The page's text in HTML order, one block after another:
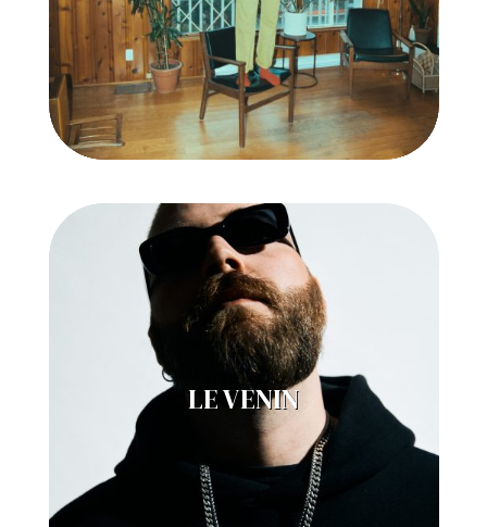
LE VENIN